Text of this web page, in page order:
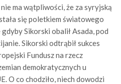
ma wątpliwości, że za syryjską
się poletkiem światowego
Sikorski obalił Asada, pod
Sikorski odtrąbił sukces
Fundusz na rzecz
demokratycznych u
O co chodziło, niech dowodzi